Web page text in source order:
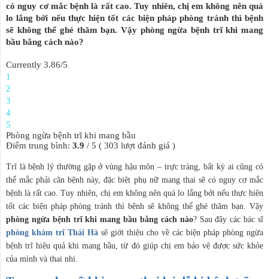
có nguy cơ mắc bệnh là rất cao. Tuy nhiên, chị em không nên quá
lo lắng bởi nếu thực hiện tốt các biện pháp phòng tránh thì bệnh
sẽ không thể ghé thăm bạn. Vậy phòng ngừa bệnh trĩ khi mang
bầu bằng cách nào?
Currently 3.86/5
1
2
3
4
5
Phòng ngừa bệnh trĩ khi mang bầu
Điểm trung bình: 3.9 / 5 ( 303 lượt đánh giá )
Trĩ là bệnh lý thường gặp ở vùng hậu môn – trực tràng, bất kỳ ai cũng có
thể mắc phải căn bệnh này, đặc biệt phụ nữ mang thai sẽ có nguy cơ mắc
bệnh là rất cao. Tuy nhiên, chị em không nên quá lo lắng bởi nếu thực hiện
tốt các biện pháp phòng tránh thì bệnh sẽ không thể ghé thăm bạn. Vậy
phòng ngừa bệnh trĩ khi mang bầu bằng cách nào? Sau đây các bác sĩ
phòng khám trĩ Thái Hàsẽ giới thiệu cho về các biện pháp phòng ngừa
bệnh trĩ hiệu quả khi mang bầu, từ đó giúp chị em bảo vệ được sức khỏe
của mình và thai nhi.